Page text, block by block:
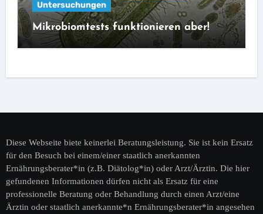
Untersuchungen
Mikrobiomtests funktionieren aber!
Diese Webseite biete keinerlei Beratungsleistung. Sie ist kein Ersatz
für den Besuch bei einem/einer staatlich anerkannten
Ernährungsberater*in (z.B. Diätolog*in) oder Arzt/Ärztin. Die hier
gefundenen Informationen dürfen nicht als Ersatz für eine
professionelle Beratung oder Behandlung durch einen Arzt/eine
Ärztin oder staatlich anerkannte*n Ernährungsberater*in angesehen